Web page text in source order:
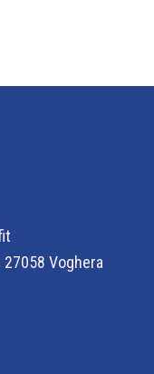
27058 Voghera